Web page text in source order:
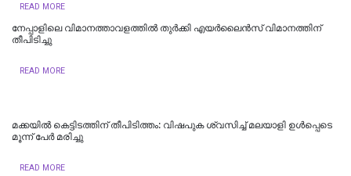
READ MORE
നേപ്പാളിലെ വിമാനത്താവളത്തിൽ തുർക്കി എയർലൈൻസ് വിമാനത്തിന്
തീപിടിച്ചു
READ MORE
മക്കയിൽ കെട്ടിടത്തിന് തീപിടിത്തം: വിഷപുക ശ്വസിച്ച് മലയാളി ഉൾപ്പെടെ
മൂന്ന് പേർ മരിച്ചു
READ MORE